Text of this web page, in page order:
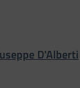
D'Alberti